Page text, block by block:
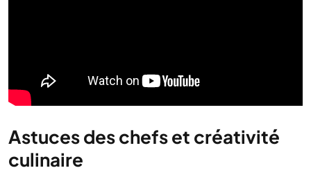
Astuces des chefs et créativité
culinaire